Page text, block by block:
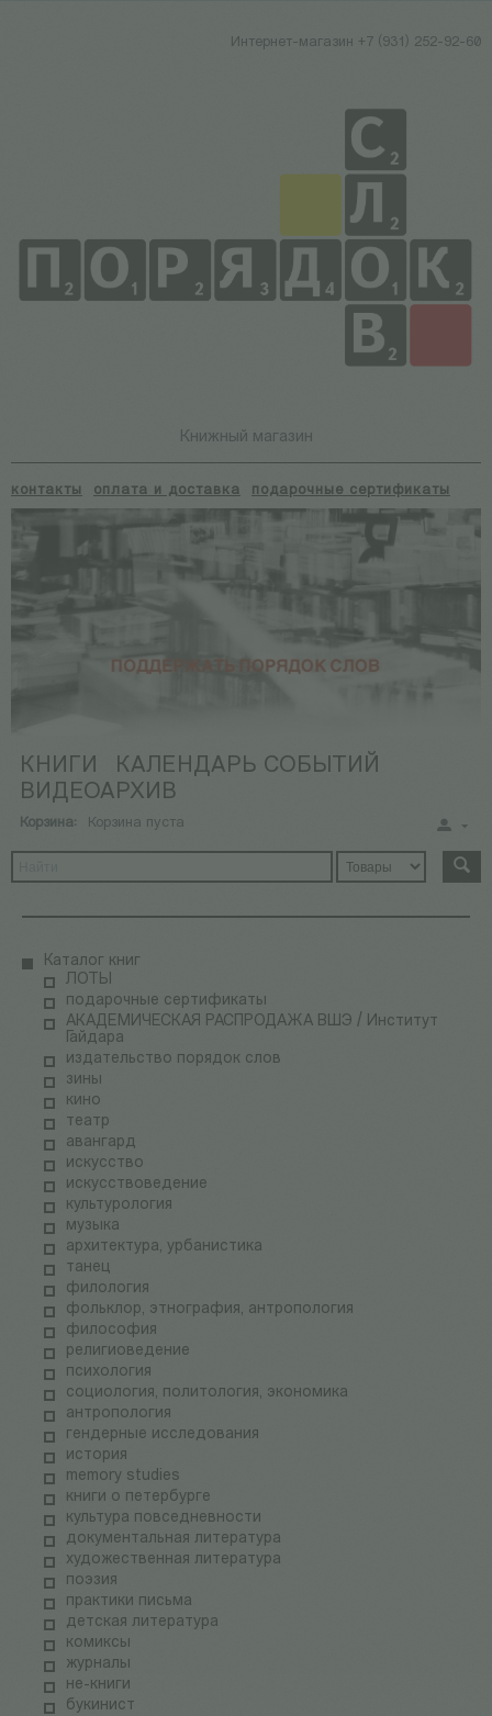
Интернет-магазин +7 (931) 252-92-60
Книжный магазин
контакты оплата и доставка подарочные сертификаты
КНИГИ
КАЛЕНДАРЬ СОБЫТИЙ
ВИДЕОАРХИВ
Корзина: Корзина пуста
Каталог книг
ЛОТЫ
подарочные сертификаты
АКАДЕМИЧЕСКАЯ РАСПРОДАЖА ВШЭ / Институт
Гайдара
издательство порядок слов
зины
кино
театр
авангард
искусство
искусствоведение
культурология
музыка
архитектура, урбанистика
танец
филология
фольклор, этнография, антропология
философия
религиоведение
психология
социология, политология, экономика
антропология
гендерные исследования
история
memory studies
книги о петербурге
культура повседневности
документальная литература
художественная литература
поэзия
практики письма
детская литература
комиксы
журналы
не-книги
букинист